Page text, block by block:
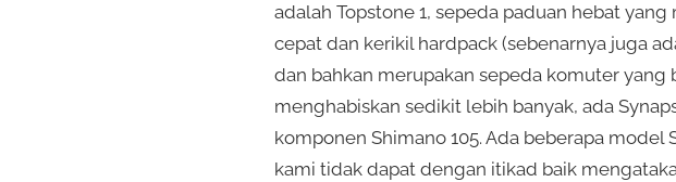
adalah Topstone 1, sepeda paduan hebat
cepat dan kerikil hardpack (sebenarnya juga
dan bahkan merupakan sepeda komuter yang
menghabiskan sedikit lebih banyak, ada
komponen Shimano 105. Ada beberapa
kami tidak dapat dengan itikad baik